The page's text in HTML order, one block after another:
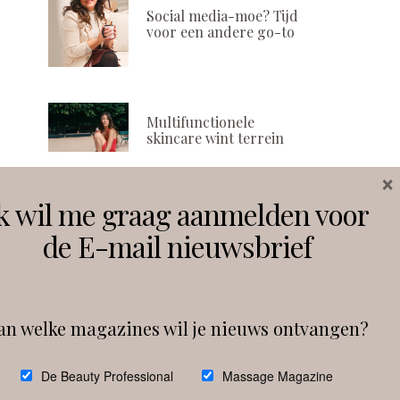
Social media-moe? Tijd
voor een andere go-to
Multifunctionele
skincare wint terrein
Volg ons
Follow on Instagram
wil me graag aanmelden voor
de E-mail nieuwsbrief
welke magazines wil je nieuws ontvangen?
De Beauty Professional Massage Magazine
×